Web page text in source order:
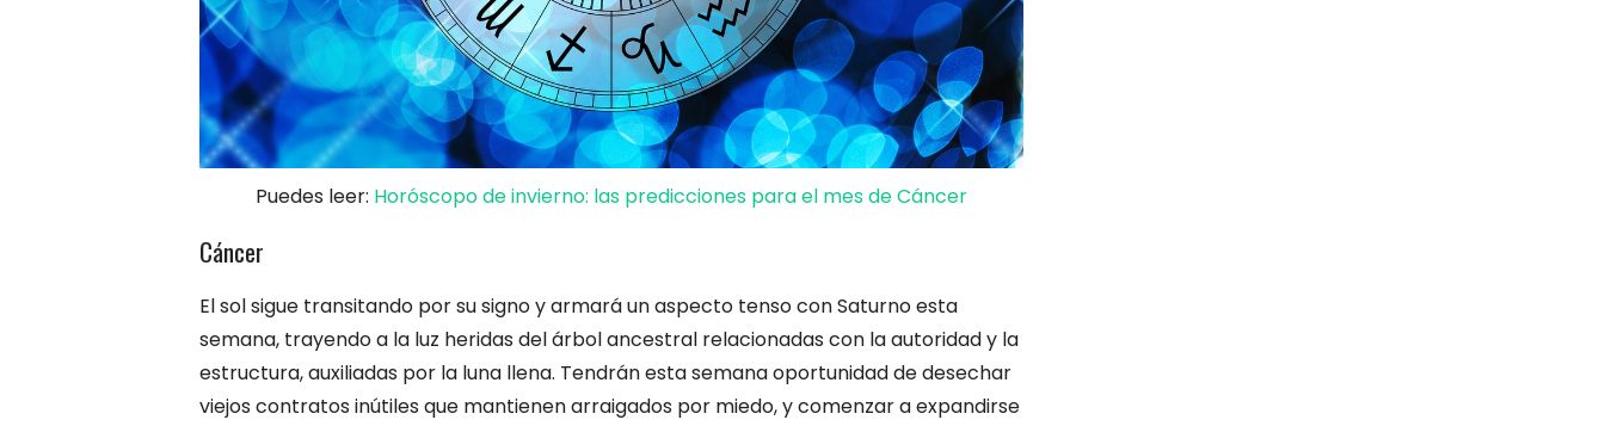
Puedes leer: Horóscopo de invierno: las predicciones para el mes de Cáncer
Cáncer
El sol sigue transitando por su signo y armará un aspecto tenso con Saturno esta
semana, trayendo a la luz heridas del árbol ancestral relacionadas con la autoridad y la
estructura, auxiliadas por la luna llena. Tendrán esta semana oportunidad de desechar
viejos contratos inútiles que mantienen arraigados por miedo, y comenzar a expandirse